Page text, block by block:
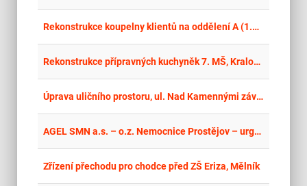
Rekonstrukce koupelny klientů na oddělení A (1.NP)
Rekonstrukce přípravných kuchyněk 7. MŠ, Kralovická 35, Plzeň
Úprava uličního prostoru, ul. Nad Kamennými závorami, Mělník
AGEL SMN a.s. – o.z. Nemocnice Prostějov – urgentní příjem
Zřízení přechodu pro chodce před ZŠ Eriza, Mělník